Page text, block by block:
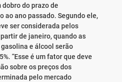
do prazo de
ao ano passado. Segundo ele,
ser considerada pelos
de janeiro, quando as
e álcool serão
“Esse é um fator que deve
sobre os preços dos
pelo mercado